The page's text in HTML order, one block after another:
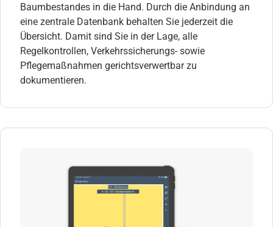
Baumbestandes in die Hand. Durch die Anbindung an
eine zentrale Datenbank behalten Sie jederzeit die
Übersicht. Damit sind Sie in der Lage, alle
Regelkontrollen, Verkehrssicherungs- sowie
Pflegemaßnahmen gerichtsverwertbar zu
dokumentieren.